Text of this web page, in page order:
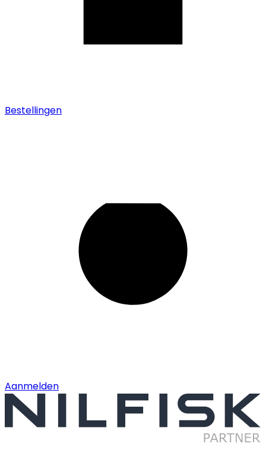
Bestellingen
Aanmelden